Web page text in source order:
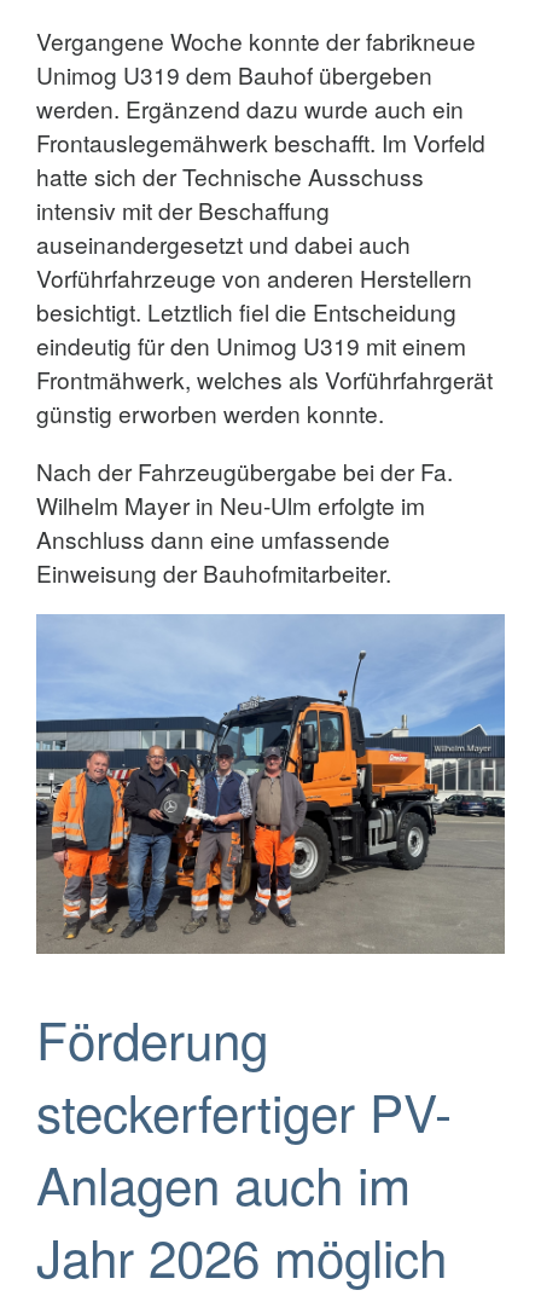
Vergangene Woche konnte der fabrikneue
Unimog U319 dem Bauhof übergeben
werden. Ergänzend dazu wurde auch ein
Frontauslegemähwerk beschafft. Im Vorfeld
hatte sich der Technische Ausschuss
intensiv mit der Beschaffung
auseinandergesetzt und dabei auch
Vorführfahrzeuge von anderen Herstellern
besichtigt. Letztlich fiel die Entscheidung
eindeutig für den Unimog U319 mit einem
Frontmähwerk, welches als Vorführfahrgerät
günstig erworben werden konnte.
Nach der Fahrzeugübergabe bei der Fa.
Wilhelm Mayer in Neu-Ulm erfolgte im
Anschluss dann eine umfassende
Einweisung der Bauhofmitarbeiter.
Förderung
steckerfertiger PV-
Anlagen auch im
Jahr 2026 möglich